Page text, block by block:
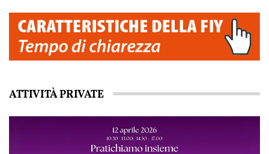
ATTIVITÀ PRIVATE